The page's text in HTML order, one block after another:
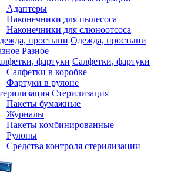
Адаптеры
Наконечники для пылесоса
Наконечники для слюноотсоса
Одежда, простыни
Разное
Салфетки, фартуки
Салфетки в коробке
Фартуки в рулоне
Стерилизация
Пакеты бумажные
Журналы
Пакеты комбинированные
Рулоны
Средства контроля стерилизации